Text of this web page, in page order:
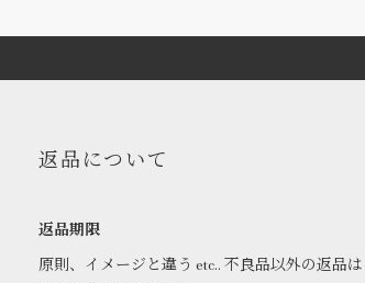
返品について
返品期限
原則、イメージと違う etc.. 不良品以外の返品は